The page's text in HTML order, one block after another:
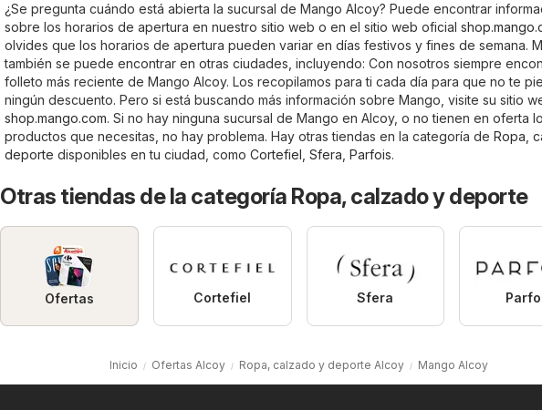
¿Se pregunta cuándo está abierta la sucursal de Mango Alcoy? Puede encontrar
sobre los horarios de apertura en nuestro sitio web o en el sitio web oficial
olvides que los horarios de apertura pueden variar en días festivos y fines de semana.
también se puede encontrar en otras ciudades, incluyendo: Con nosotros siempre
folleto más reciente de Mango Alcoy. Los recopilamos para ti cada día para que no te
ningún descuento. Pero si está buscando más información sobre Mango, visite su sitio
shop.mango.com. Si no hay ninguna sucursal de Mango en Alcoy, o no tienen en oferta
productos que necesitas, no hay problema. Hay otras tiendas en la categoría de Ropa,
deporte disponibles en tu ciudad, como Cortefiel Sfera Parfois.
Otras tiendas de la categoría Ropa, calzado y deporte
Ofertas Cortefiel Sfera
Inicio Ofertas Alcoy Ropa, calzado y deporte Alcoy Mango Alcoy